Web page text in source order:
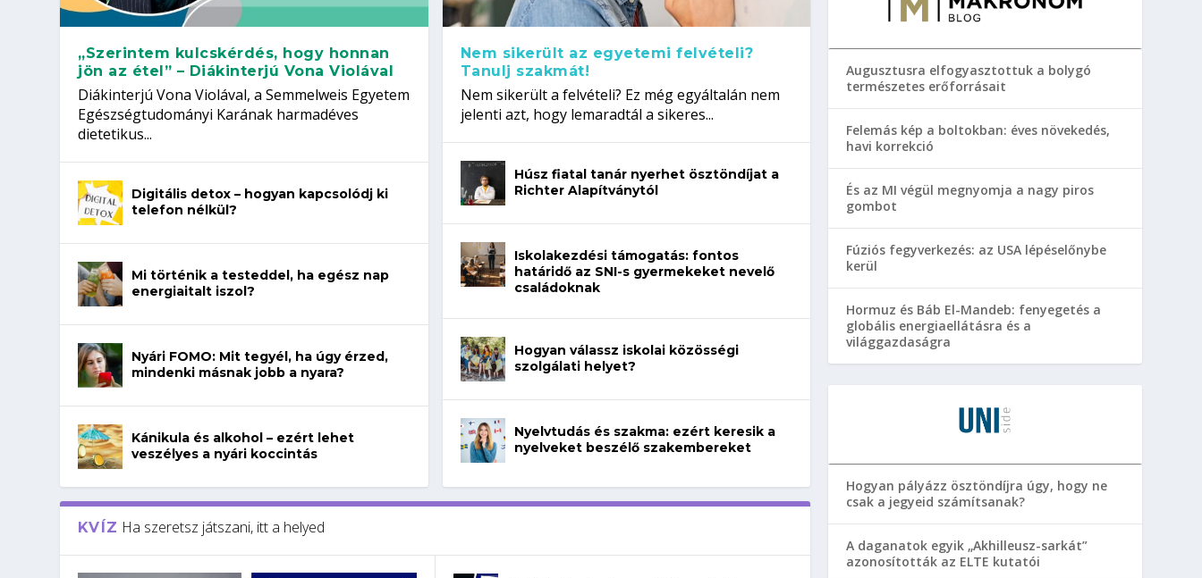
„Szerintem kulcskérdés, hogy honnan
jön az étel” – Diákinterjú Vona Violával
Diákinterjú Vona Violával, a Semmelweis Egyetem
Egészségtudományi Karának harmadéves
dietetikus...
Digitális detox – hogyan kapcsolódj ki
telefon nélkül?
Mi történik a testeddel, ha egész nap
energiaitalt iszol?
Nyári FOMO: Mit tegyél, ha úgy érzed,
mindenki másnak jobb a nyara?
Kánikula és alkohol – ezért lehet
veszélyes a nyári koccintás
Nem sikerült az egyetemi felvételi?
Tanulj szakmát!
Nem sikerült a felvételi? Ez még egyáltalán nem
jelenti azt, hogy lemaradtál a sikeres...
Húsz fiatal tanár nyerhet ösztöndíjat a
Richter Alapítványtól
Iskolakezdési támogatás: fontos
határidő az SNI-s gyermekeket nevelő
családoknak
Hogyan válassz iskolai közösségi
szolgálati helyet?
Nyelvtudás és szakma: ezért keresik a
nyelveket beszélő szakembereket
KVÍZ Ha szeretsz játszani, itt a helyed
Augusztusra elfogyasztottuk a bolygó
természetes erőforrásait
Felemás kép a boltokban: éves növekedés,
havi korrekció
És az MI végül megnyomja a nagy piros
gombot
Fúziós fegyverkezés: az USA lépéselőnybe
kerül
Hormuz és Báb El-Mandeb: fenyegetés a
globális energiaellátásra és a
világgazdaságra
Hogyan pályázz ösztöndíjra úgy, hogy ne
csak a jegyeid számítsanak?
A daganatok egyik „Akhilleusz-sarkát”
azonosították az ELTE kutatói